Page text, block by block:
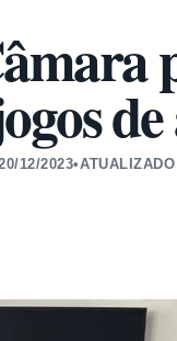
12/2023•ATUALIZADO